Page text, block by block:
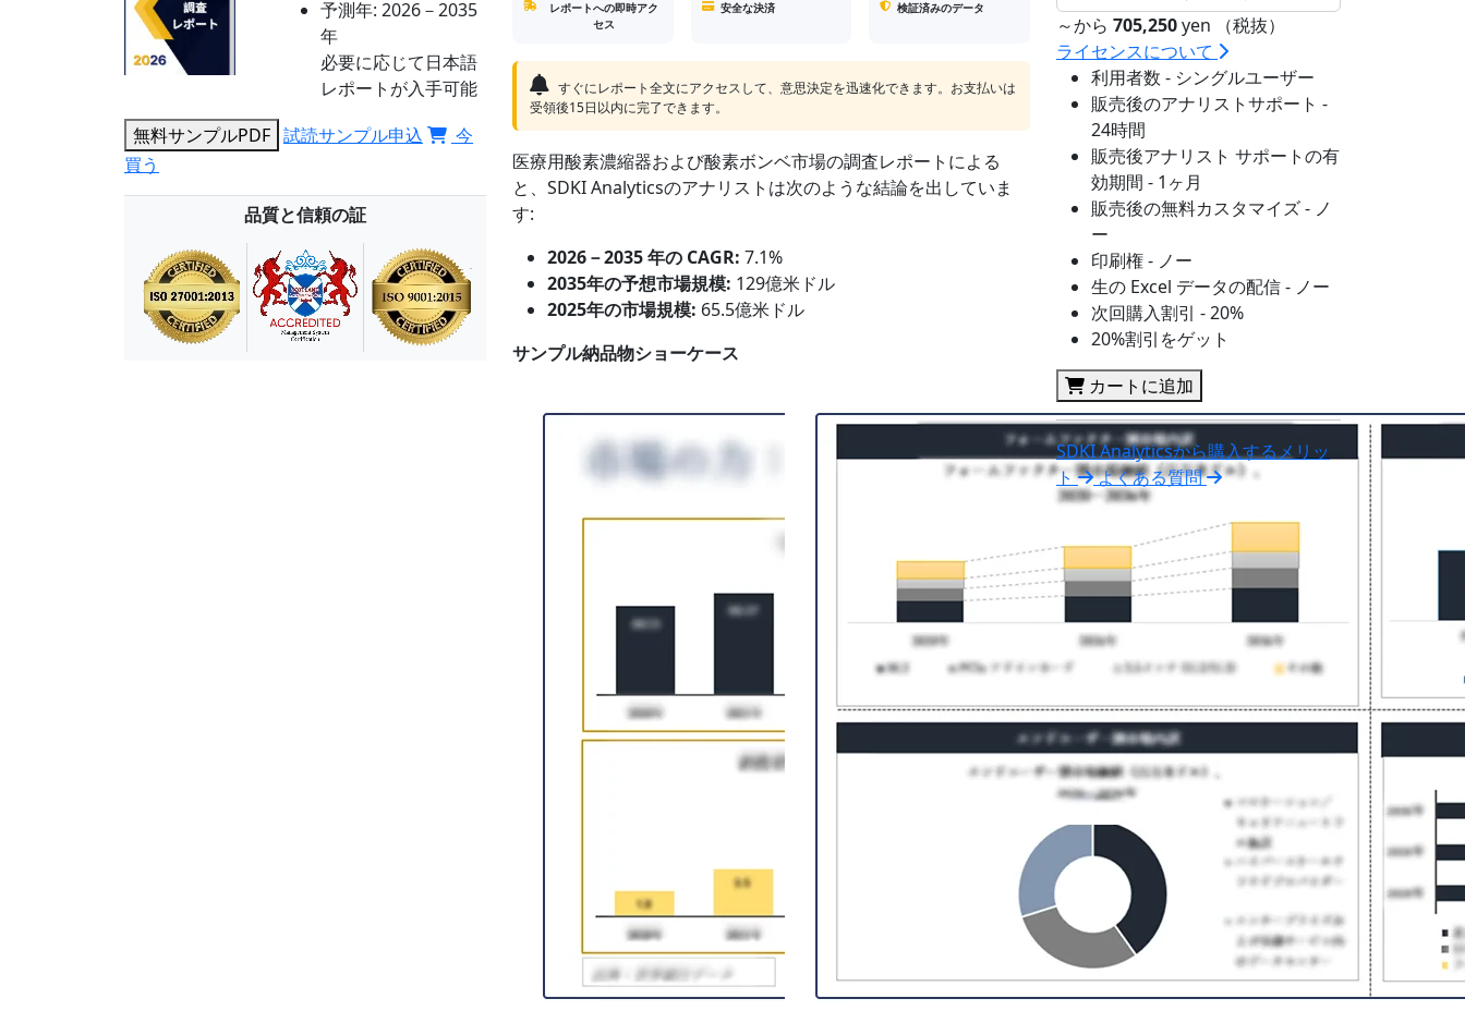
予測年: 2026－2035
年
必要に応じて日本語
レポートが入手可能
無料サンプルPDF 試読サンプル申込
今
買う
品質と信頼の証
レポートへの即時アク
セス
安全な決済 検証済みのデータ
すぐにレポート全文にアクセスして、意思決定を迅速化できます。お支払いは
受領後15日以内に完了できます。
医療用酸素濃縮器および酸素ボンベ市場の調査レポートによる
と、SDKI Analyticsのアナリストは次のような結論を出していま
す:
2026－2035 年の CAGR: 7.1%
2035年の予想市場規模: 129億米ドル
2025年の市場規模: 65.5億米ドル
サンプル納品物ショーケース
～から 705,250yen （税抜）
ライセンスについて
利用者数 - シングルユーザー
販売後のアナリストサポート -
24時間
販売後アナリスト サポートの有
効期間 - 1ヶ月
販売後の無料カスタマイズ - ノ
ー
印刷権 - ノー
生の Excel データの配信 - ノー
次回購入割引 - 20%
20%割引をゲット
カートに追加
SDKI Analyticsから購入するメリッ
ト
よくある質問